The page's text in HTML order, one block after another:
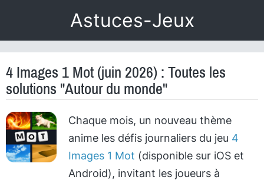
Astuces-Jeux
4 Images 1 Mot (juin 2026) : Toutes les
solutions "Autour du monde"
Chaque mois, un nouveau thème
anime les défis journaliers du jeu 4
Images 1 Mot (disponible sur iOS et
Android), invitant les joueurs à